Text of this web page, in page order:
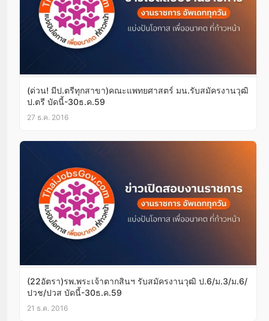
(ด่วน! มีป.ตรีทุกสาขา)คณะแพทยศาสตร์ มน.รับสมัครงานวุฒิ
ป.ตรี บัดนี้-30ธ.ค.59
27 ธ.ค. 2016
(22อัตรา)รพ.พระเจ้าตากสินฯ รับสมัครงานวุฒิ ป.6/ม.3/ม.6/
ปวช/ปวส บัดนี้-30ธ.ค.59
21 ธ.ค. 2016